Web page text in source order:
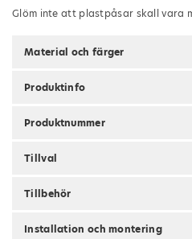
Glöm inte att plastpåsar skall vara
Material och färger
Produktinfo
Produktnummer
Tillval
Tillbehör
Installation och montering